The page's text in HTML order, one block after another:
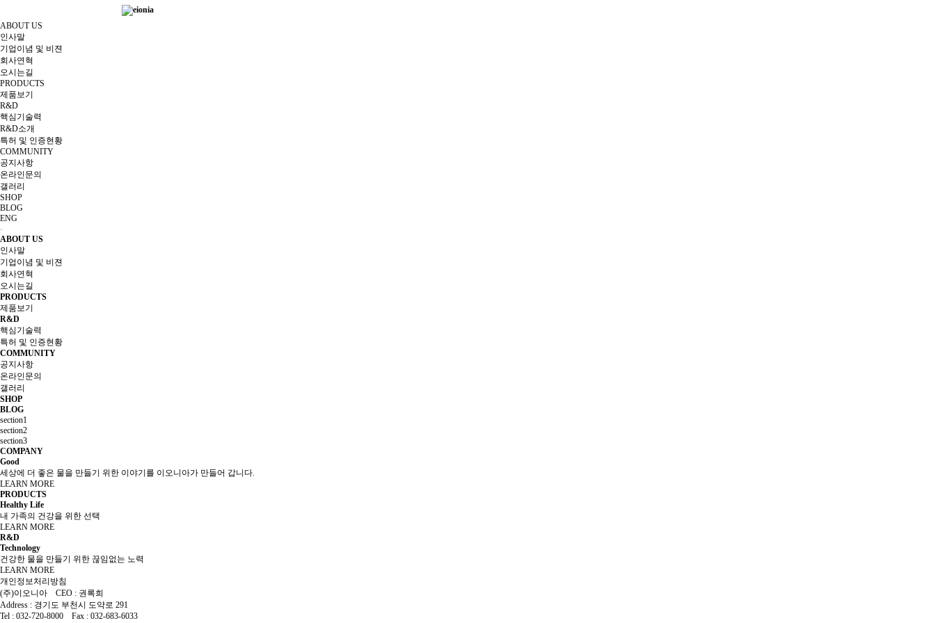
ABOUT US
인사말
기업이념 및 비젼
회사연혁
오시는길
PRODUCTS
제품보기
R&D
핵심기술력
R&D소개
특허 및 인증현황
COMMUNITY
공지사항
온라인문의
갤러리
SHOP
BLOG
ENG
ABOUT US
인사말
기업이념 및 비젼
회사연혁
오시는길
PRODUCTS
제품보기
R&D
핵심기술력
특허 및 인증현황
COMMUNITY
공지사항
온라인문의
갤러리
SHOP
BLOG
section1
section2
section3
COMPANY
Good
세상에 더 좋은 물을 만들기 위한 이야기를 이오니아가 만들어 갑니다.
LEARN MORE
PRODUCTS
Healthy Life
내 가족의 건강을 위한 선택
LEARN MORE
R&D
Technology
건강한 물을 만들기 위한 끊임없는 노력
LEARN MORE
개인정보처리방침
(주)이오니아 CEO : 권록희
Address : 경기도 부천시 도약로 291
Tel : 032-720-8000 Fax : 032-683-6033